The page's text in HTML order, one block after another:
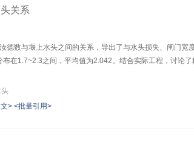
关系
德数与堰上水头之间的关系，导出了与水头损失、闸门
在1.7~2.3之间，平均值为2.042。结合实际工程，讨论
> <批量引用>